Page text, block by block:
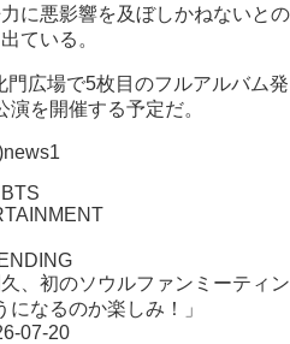
に悪影響を及ぼしかねないとの
ている。
広場で5枚目のフルアルバム発
を開催する予定だ。
BTS
、初のソウルファンミーティン
なるのか楽しみ！」
07-20